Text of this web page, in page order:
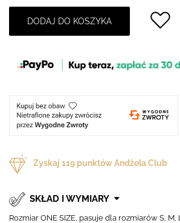
DODAJ DO KOSZYKA
Zyskaj 119 punktów Andżela Club
SKŁAD I WYMIARY
Rozmiar ONE SIZE, pasuje dla rozmiarów S, M, L